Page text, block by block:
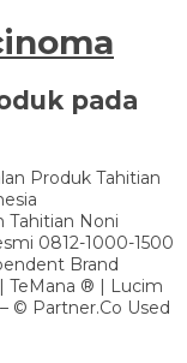
pada
Produk Tahitian
Tahitian Noni
0812-1000-1500
Brand
TeMana ® | Lucim
© Partner.Co Used